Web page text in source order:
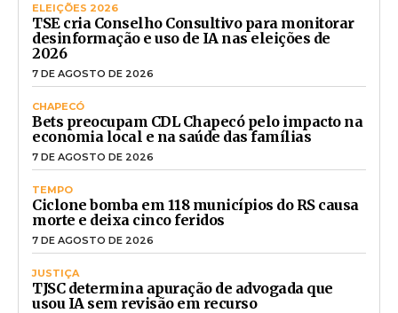
ELEIÇÕES 2026
TSE cria Conselho Consultivo para monitorar
desinformação e uso de IA nas eleições de
2026
7 DE AGOSTO DE 2026
CHAPECÓ
Bets preocupam CDL Chapecó pelo impacto na
economia local e na saúde das famílias
7 DE AGOSTO DE 2026
TEMPO
Ciclone bomba em 118 municípios do RS causa
morte e deixa cinco feridos
7 DE AGOSTO DE 2026
JUSTIÇA
TJSC determina apuração de advogada que
usou IA sem revisão em recurso